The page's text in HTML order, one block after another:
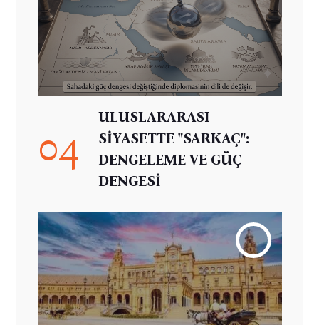
04
ULUSLARARASI
SİYASETTE "SARKAÇ":
DENGELEME VE GÜÇ
DENGESİ